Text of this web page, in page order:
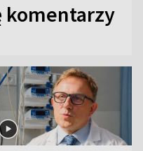
komentarzy